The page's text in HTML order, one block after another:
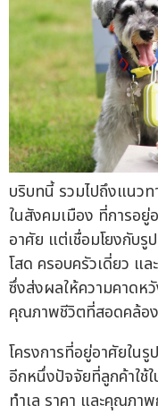
บริบทนี้ รวมไปถึงแนวท
ในสังคมเมือง ที่การอ
อาศัย แต่เชื่อมโยงกับ
โสด ครอบครัวเดี่ยว แ
ซึ่งส่งผลให้ความคาดห
คุณภาพชีวิตที่สอดคล้อ
โครงการที่อยู่อาศัยใน
อีกหนึ่งปัจจัยที่ลูกค้าใช้
ทำเล ราคา และคุณภา